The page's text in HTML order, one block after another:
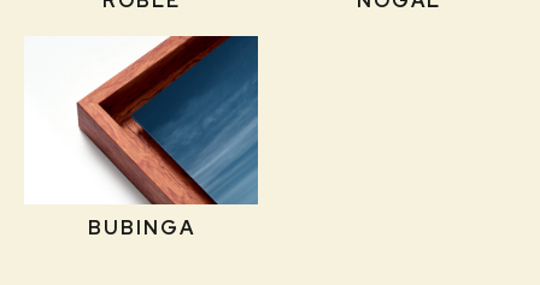
BUBINGA